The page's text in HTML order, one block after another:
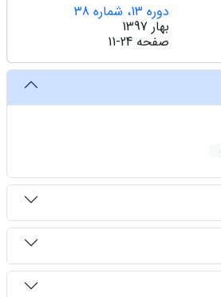
دوره 13، شماره 38
بهار 1397
صفحه 11-24